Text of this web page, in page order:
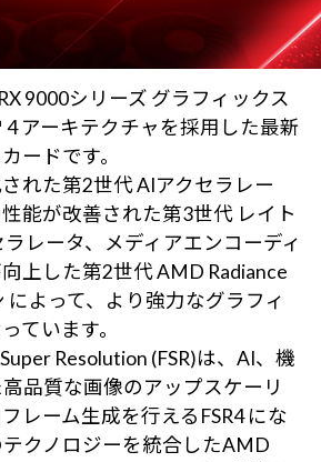
9000シリーズ グラフィックス
アーキテクチャを採用した最新
ードです。
れた第2世代 AIアクセラレー
能が改善された第3世代 レイト
ラレータ、メディアエンコーディ
上した第2世代 AMD Radiance
によって、より強力なグラフィ
ています。
Resolution (FSR)は、AI、機
品質な画像のアップスケーリ
レーム生成を行えるFSR4 にな
クノロジーを統合したAMD